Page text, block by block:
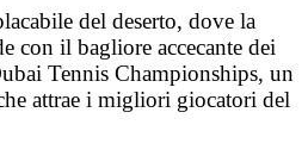
del deserto, dove la
con il bagliore accecante dei
Tennis Championships, un
attrae i migliori giocatori del